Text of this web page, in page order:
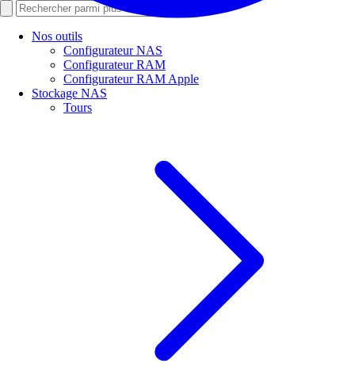
Nos outils
Configurateur NAS
Configurateur RAM
Configurateur RAM Apple
Stockage NAS
Tours